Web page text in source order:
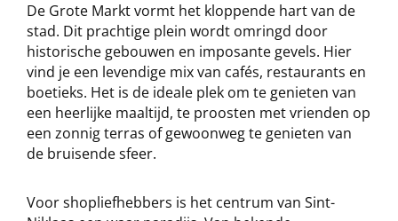
De Grote Markt vormt het kloppende hart van de
stad. Dit prachtige plein wordt omringd door
historische gebouwen en imposante gevels. Hier
vind je een levendige mix van cafés, restaurants en
boetieks. Het is de ideale plek om te genieten van
een heerlijke maaltijd, te proosten met vrienden op
een zonnig terras of gewoonweg te genieten van
de bruisende sfeer.
Voor shopliefhebbers is het centrum van Sint-